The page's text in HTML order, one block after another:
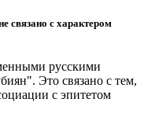
связано с характером
русскими
Это связано с тем,
с эпитетом